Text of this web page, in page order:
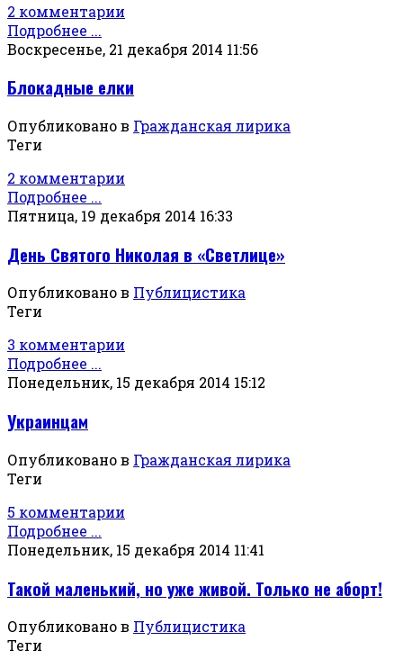
2 комментарии
Подробнее ...
Воскресенье, 21 декабря 2014 11:56
Блокадные елки
Опубликовано в Гражданская лирика
Теги
2 комментарии
Подробнее ...
Пятница, 19 декабря 2014 16:33
День Святого Николая в «Светлице»
Опубликовано в Публицистика
Теги
3 комментарии
Подробнее ...
Понедельник, 15 декабря 2014 15:12
Украинцам
Опубликовано в Гражданская лирика
Теги
5 комментарии
Подробнее ...
Понедельник, 15 декабря 2014 11:41
Такой маленький, но уже живой. Только не аборт!
Опубликовано в Публицистика
Теги